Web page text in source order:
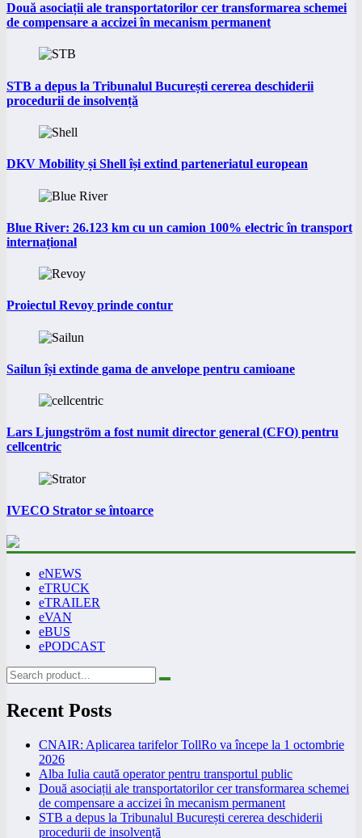
Două asociații ale transportatorilor cer transformarea schemei
de compensare a accizei în mecanism permanent
STB a depus la Tribunalul București cererea deschiderii
procedurii de insolvență
DKV Mobility și Shell își extind parteneriatul european
Blue River: 26.123 km cu un camion 100% electric în transport
internațional
Proiectul Revoy prinde contur
Sailun își extinde gama de anvelope pentru camioane
Lars Ljungström a fost numit director general (CFO) pentru
cellcentric
IVECO Strator se întoarce
eNEWS
eTRUCK
eTRAILER
eVAN
eBUS
ePODCAST
Recent Posts
CNAIR: Aplicarea tarifelor TollRo va începe la 1 octombrie
2026
Alba Iulia caută operator pentru transportul public
Două asociații ale transportatorilor cer transformarea schemei
de compensare a accizei în mecanism permanent
STB a depus la Tribunalul București cererea deschiderii
procedurii de insolvență